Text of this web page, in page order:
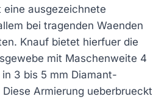
eine ausgezeichnete
bei tragenden Waenden
Knauf bietet hierfuer die
mit Maschenweite 4
3 bis 5 mm Diamant-
Armierung ueberbrueckt